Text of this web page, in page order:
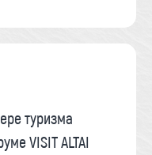
туризма
VISIT ALTAI